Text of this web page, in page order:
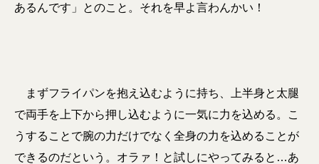
あるんです」とのこと。それを早よ言わんかい！
まずフライパンを抱え込むように持ち、上半身と太腿
で両手を上下から押し込むように一気に力を込める。こ
うすることで腕の力だけでなく全身の力を込めることが
できるのだという。オラァ！と試しにやってみると…あ